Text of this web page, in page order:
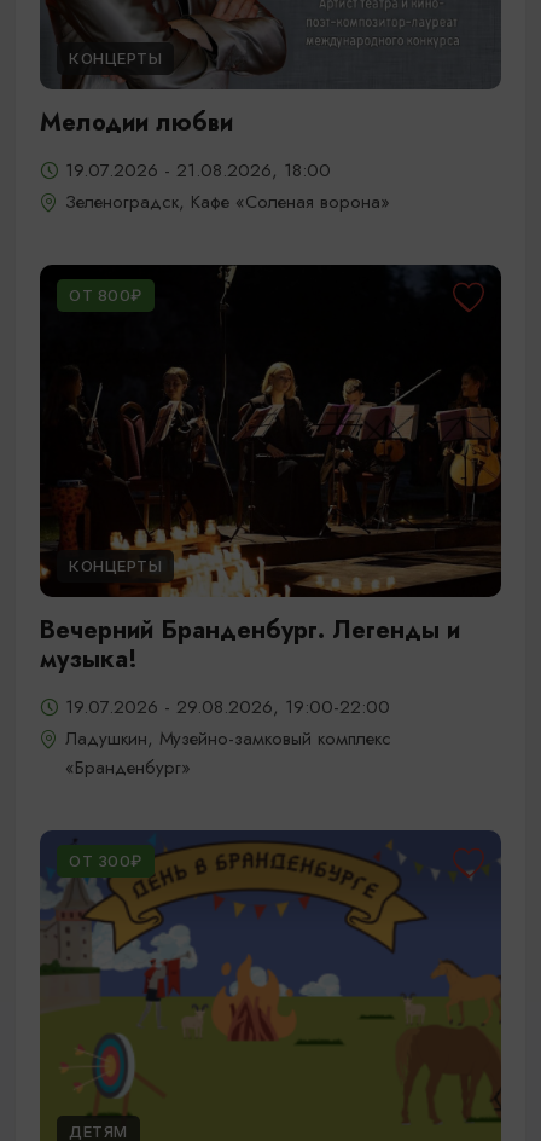
КОНЦЕРТЫ
Мелодии любви
19.07.2026 - 21.08.2026, 18:00
Зеленоградск, Кафе «Соленая ворона»
ОТ 800₽
КОНЦЕРТЫ
Вечерний Бранденбург. Легенды и
музыка!
19.07.2026 - 29.08.2026, 19:00-22:00
Ладушкин, Музейно-замковый комплекс
«Бранденбург»
ОТ 300₽
ДЕТЯМ